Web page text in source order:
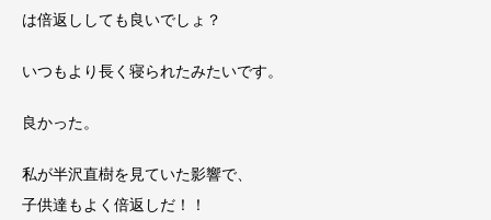
は倍返ししても良いでしょ？
いつもより長く寝られたみたいです。
良かった。
私が半沢直樹を見ていた影響で、
子供達もよく倍返しだ！！